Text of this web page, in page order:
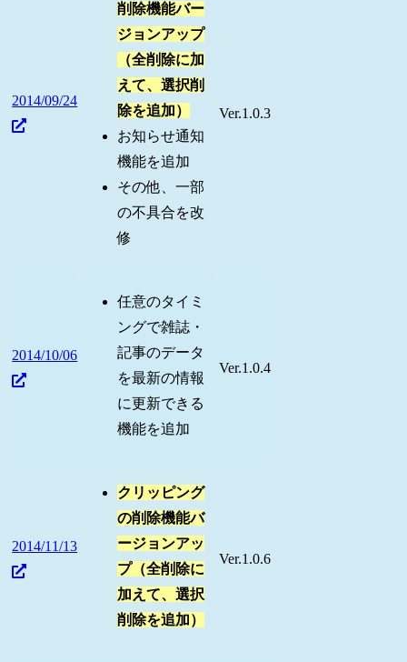
2014/09/24
削除機能バー
ジョンアップ
（全削除に加
えて、選択削
除を追加）
お知らせ通知
機能を追加
その他、一部
の不具合を改
修
Ver.1.0.3
2014/10/06
任意のタイミ
ングで雑誌・
記事のデータ
を最新の情報
に更新できる
機能を追加
Ver.1.0.4
2014/11/13
クリッピング
の削除機能バ
ージョンアッ
プ（全削除に
加えて、選択
削除を追加）
Ver.1.0.6